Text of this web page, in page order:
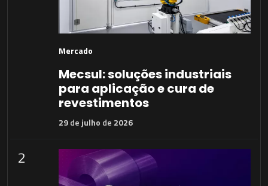
Mercado
Mecsul: soluções industriais
para aplicação e cura de
revestimentos
29de julho de 2026
2